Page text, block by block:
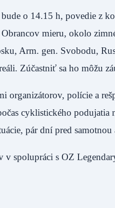
o 14.15 h, povedie z
mieru, okolo
Arm. gen. Svobodu,
Zúčastniť sa ho môžu
polície a
cyklistického podujatia
pár dní pred
v spolupráci s OZ